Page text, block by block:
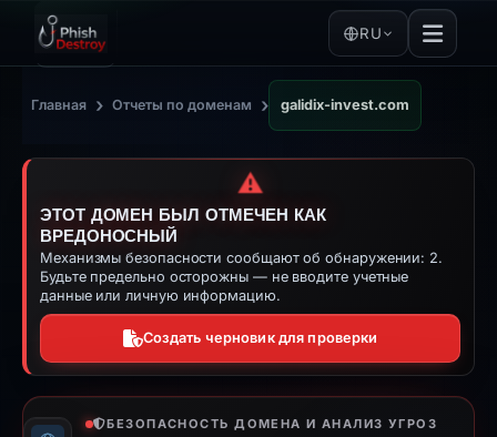
RU
Главная › Отчеты по доменам › galidix-invest.com
⚠️
ЭТОТ ДОМЕН БЫЛ ОТМЕЧЕН КАК
ВРЕДОНОСНЫЙ
Механизмы безопасности сообщают об обнаружении: 2.
Будьте предельно осторожны — не вводите учетные
данные или личную информацию.
Создать черновик для проверки
БЕЗОПАСНОСТЬ ДОМЕНА И АНАЛИЗ УГРОЗ